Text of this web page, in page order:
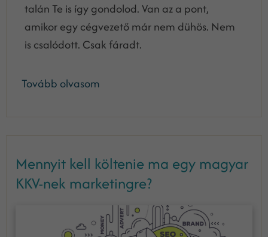
talán Te is így gondolod. Van az a pont,
amikor egy cégvezető már nem dühös. Nem
is csalódott. Csak fáradt.
Tovább olvasom
Mennyit kell költenie ma egy magyar
KKV-nek marketingre?